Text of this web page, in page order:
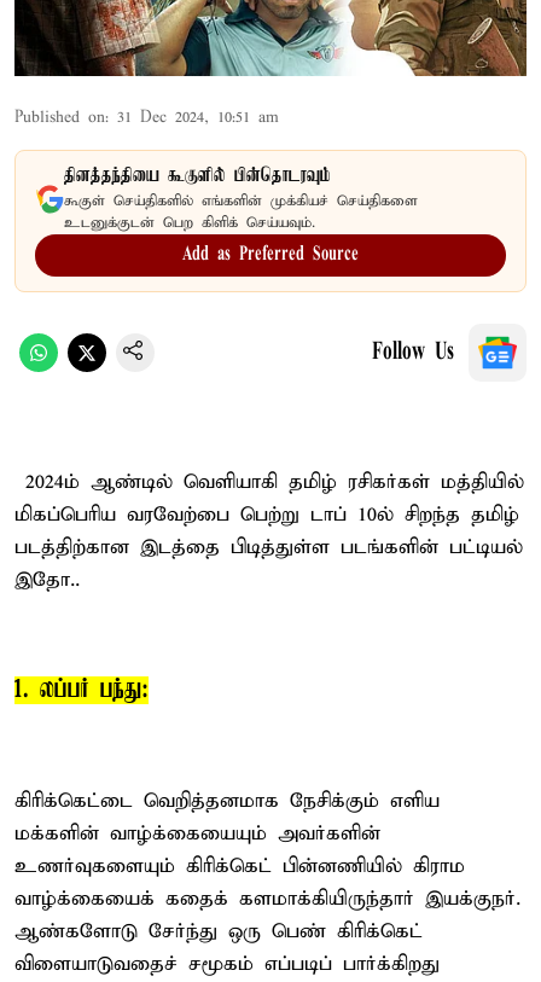
Published on: 31 Dec 2024, 10:51 am
தினத்தந்தியை கூகுளில் பின்தொடரவும்
கூகுள் செய்திகளில் எங்களின் முக்கியச் செய்திகளை
உடனுக்குடன் பெற கிளிக் செய்யவும்.
Add as Preferred Source
Follow Us
2024ம் ஆண்டில் வெளியாகி தமிழ் ரசிகர்கள் மத்தியில்
மிகப்பெரிய வரவேற்பை பெற்று டாப் 10ல் சிறந்த தமிழ்
படத்திற்கான இடத்தை பிடித்துள்ள படங்களின் பட்டியல்
இதோ..
1. லப்பர் பந்து:
கிரிக்கெட்டை வெறித்தனமாக நேசிக்கும் எளிய
மக்களின் வாழ்க்கையையும் அவர்களின்
உணர்வுகளையும் கிரிக்கெட் பின்னணியில் கிராம
வாழ்க்கையைக் கதைக் களமாக்கியிருந்தார் இயக்குநர்.
ஆண்களோடு சேர்ந்து ஒரு பெண் கிரிக்கெட்
விளையாடுவதைச் சமூகம் எப்படிப் பார்க்கிறது